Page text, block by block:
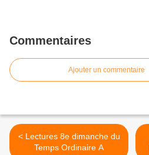
Commentaires
Ajouter un commentaire
< Lectures 8e dimanche du
Temps Ordinaire A